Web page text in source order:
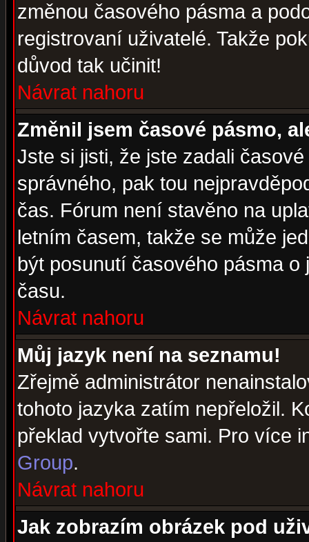
změnou časového pásma a
registrovaní uživatelé. Takže
důvod tak učinit!
Návrat nahoru
Změnil jsem časové pásmo,
Jste si jisti, že jste zadali
správného, pak tou
čas. Fórum není stavěno na
letním časem, takže se může
být posunutí časového pásma
času.
Návrat nahoru
Můj jazyk není na seznamu!
Zřejmě administrátor
tohoto jazyka zatím nepřeložil.
překlad vytvořte sami. Pro více
Group.
Návrat nahoru
Jak zobrazím obrázek pod